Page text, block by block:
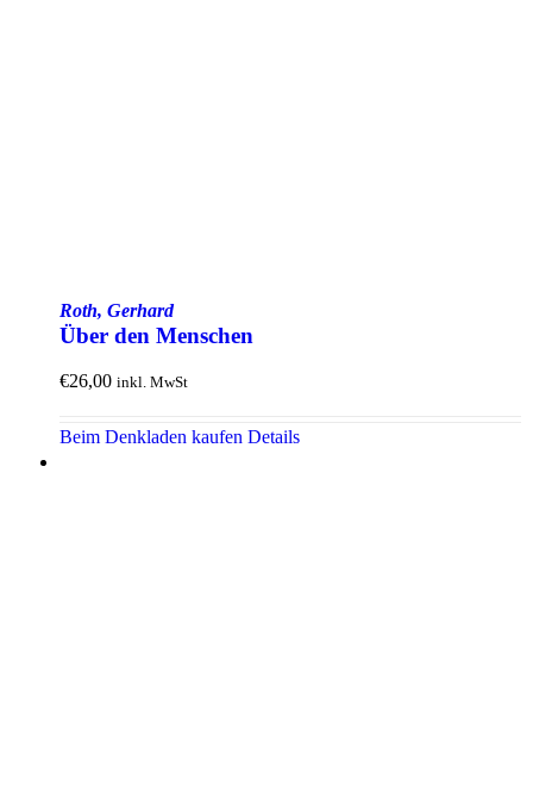
Roth, Gerhard
Über den Menschen
€26,00 inkl. MwSt
Beim Denkladen kaufen Details